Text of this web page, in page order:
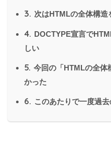
3. 次はHTMLの全体構造
4. DOCTYPE宣言で
しい
5. 今回の「HTMLの全体
かった
6. このあたりで一度過